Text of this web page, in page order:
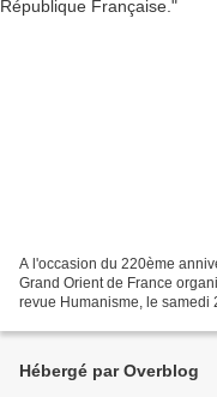
A l'occasion du 220ème
Grand Orient de France
revue Humanisme, le samedi
Hébergé par Overblog